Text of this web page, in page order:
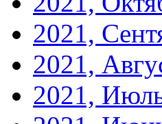
2021,
2021,
2021,